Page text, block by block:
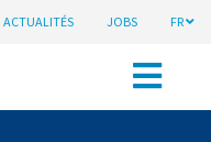
ACTUALITÉS JOBS FR